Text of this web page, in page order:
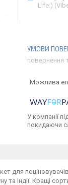
Life:)
повернення
У компанії
покидаючи
для
та Індії. Кращі